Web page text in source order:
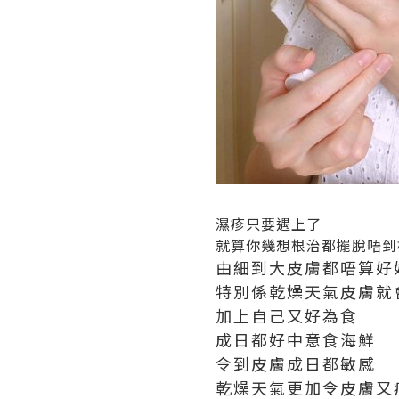
濕疹只要遇上了
就算你幾想根治都擺脫唔
由細到大皮膚都唔算好
特別係乾燥天氣皮膚
加上自己又好為食
成日都好中意食海鮮
令到皮膚成日都敏感
乾燥天氣更加令皮膚又